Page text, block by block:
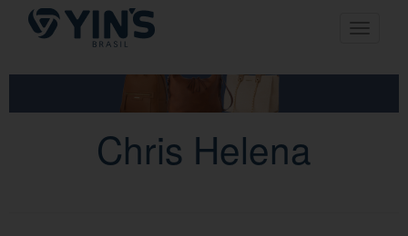
Pular
para
conteúdo
Toggle
Chris Helena